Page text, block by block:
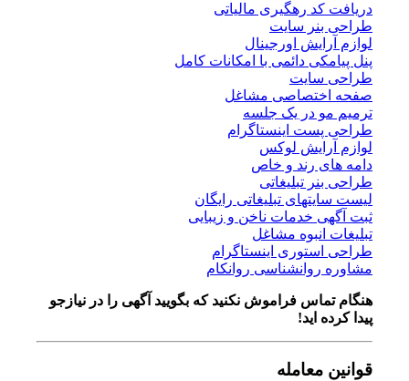
دریافت کد رهگیری مالیاتی
طراحی بنر سایت
لوازم آرایش اورجینال
پنل پیامکی دائمی با امکانات کامل
طراحی سایت
صفحه اختصاصی مشاغل
ترمیم مو در یک جلسه
طراحی پست اینستاگرام
لوازم آرایش لوکس
دامه های رند و خاص
طراحی بنر تبلیغاتی
لیست سایتهای تبلیغاتی رایگان
ثبت آگهی خدمات ناخن و زیبایی
تبلیغات انبوه مشاغل
طراحی استوری اینستاگرام
مشاوره روانشناسی روانکام
هنگام تماس فراموش نکنید که بگویید آگهی را در نیازجو
پیدا کرده اید!
قوانین معامله